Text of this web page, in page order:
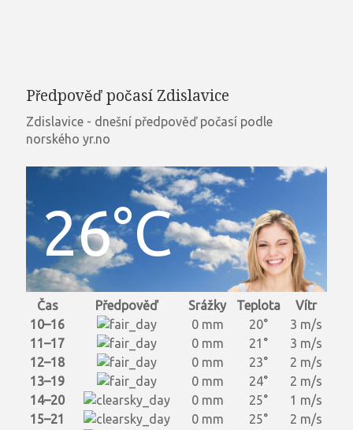
Předpověď počasí Zdislavice
Zdislavice - dnešní předpověď počasí podle
norského yr.no
26°C
Čas Předpověď Srážky Teplota
Vítr
10–16
0 mm 20°
3 m/s
11–17
0 mm 21°
3 m/s
12–18
0 mm 23°
2 m/s
13–19
0 mm 24°
2 m/s
14–20
0 mm 25°
1 m/s
15–21
0 mm 25°
2 m/s